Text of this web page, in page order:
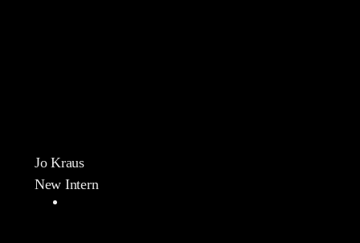
Jo Kraus
New Intern